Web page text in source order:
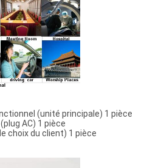
(unité principale) 1 pièce
AC) 1 pièce
choix du client) 1 pièce